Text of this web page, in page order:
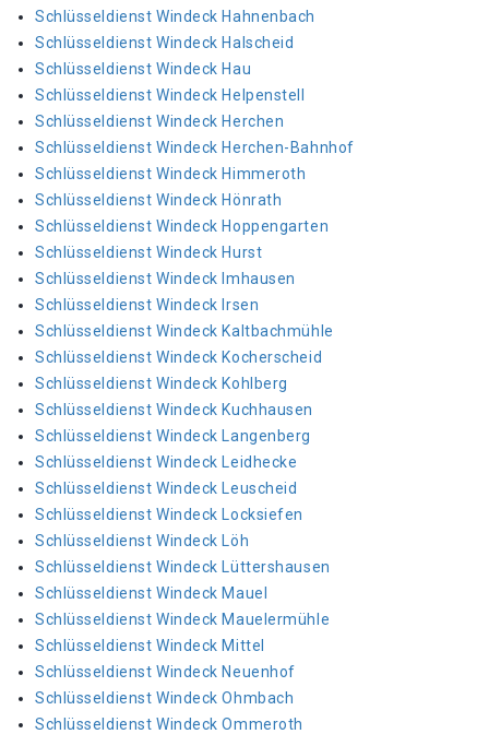
Schlüsseldienst Windeck Hahnenbach
Schlüsseldienst Windeck Halscheid
Schlüsseldienst Windeck Hau
Schlüsseldienst Windeck Helpenstell
Schlüsseldienst Windeck Herchen
Schlüsseldienst Windeck Herchen-Bahnhof
Schlüsseldienst Windeck Himmeroth
Schlüsseldienst Windeck Hönrath
Schlüsseldienst Windeck Hoppengarten
Schlüsseldienst Windeck Hurst
Schlüsseldienst Windeck Imhausen
Schlüsseldienst Windeck Irsen
Schlüsseldienst Windeck Kaltbachmühle
Schlüsseldienst Windeck Kocherscheid
Schlüsseldienst Windeck Kohlberg
Schlüsseldienst Windeck Kuchhausen
Schlüsseldienst Windeck Langenberg
Schlüsseldienst Windeck Leidhecke
Schlüsseldienst Windeck Leuscheid
Schlüsseldienst Windeck Locksiefen
Schlüsseldienst Windeck Löh
Schlüsseldienst Windeck Lüttershausen
Schlüsseldienst Windeck Mauel
Schlüsseldienst Windeck Mauelermühle
Schlüsseldienst Windeck Mittel
Schlüsseldienst Windeck Neuenhof
Schlüsseldienst Windeck Ohmbach
Schlüsseldienst Windeck Ommeroth